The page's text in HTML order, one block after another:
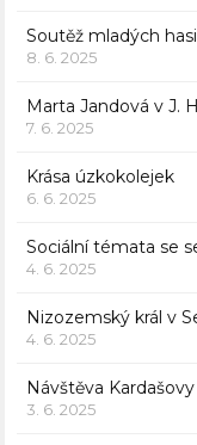
Soutěž mladých
8. 6. 2025
Marta Jandová v J.
7. 6. 2025
Krása úzkokolejek
6. 6. 2025
Sociální témata se
4. 6. 2025
Nizozemský král v
4. 6. 2025
Návštěva
3. 6. 2025